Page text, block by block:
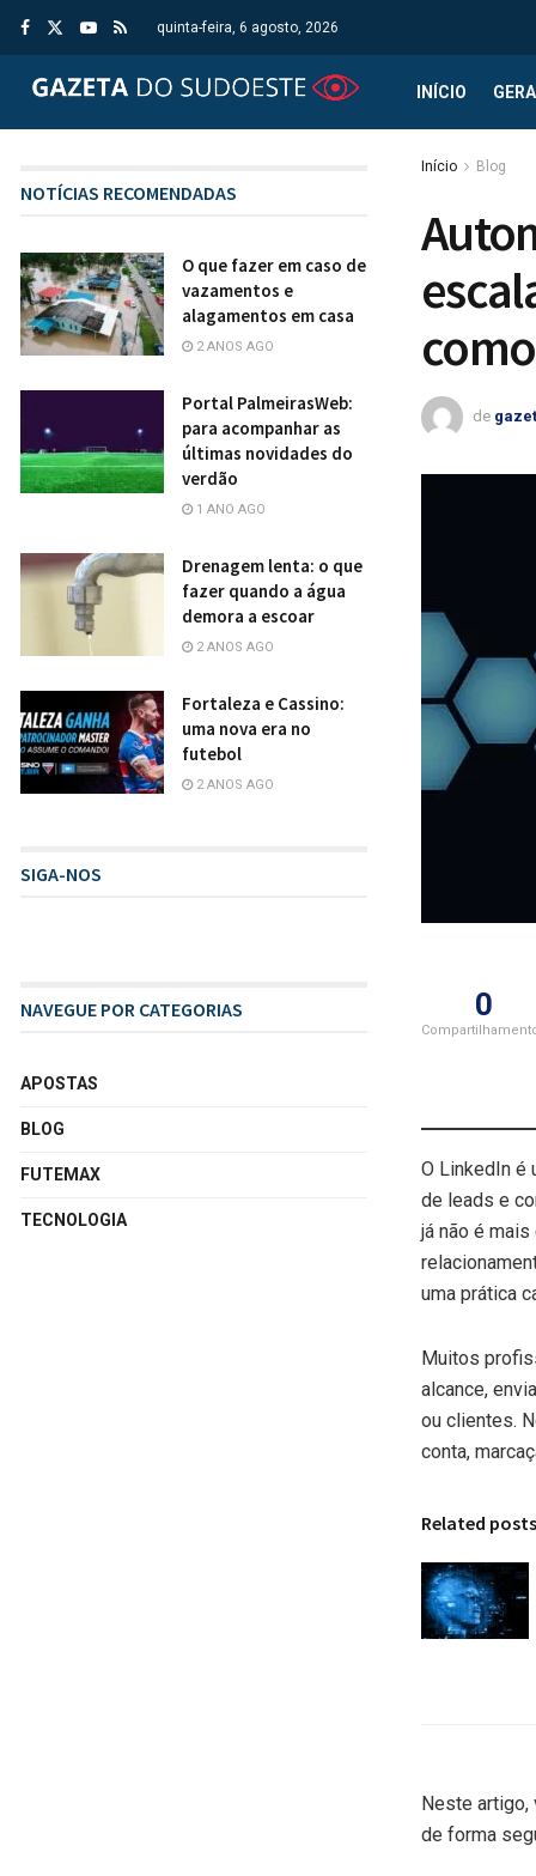
quinta-feira, 6 agosto, 2026
INÍCIO
Início Blog
de
0
O LinkedIn é
de leads e
já não é
uma prática
Muitos
alcance,
ou clientes.
conta,
Related posts
Neste artigo,
de forma
NOTÍCIAS RECOMENDADAS
O que fazer em caso de
vazamentos e
alagamentos em casa
2 ANOS AGO
Portal PalmeirasWeb:
para acompanhar as
últimas novidades do
verdão
1 ANO AGO
Drenagem lenta: o que
fazer quando a água
demora a escoar
2 ANOS AGO
Fortaleza e Cassino:
uma nova era no
futebol
2 ANOS AGO
SIGA-NOS
NAVEGUE POR CATEGORIAS
APOSTAS
BLOG
FUTEMAX
TECNOLOGIA